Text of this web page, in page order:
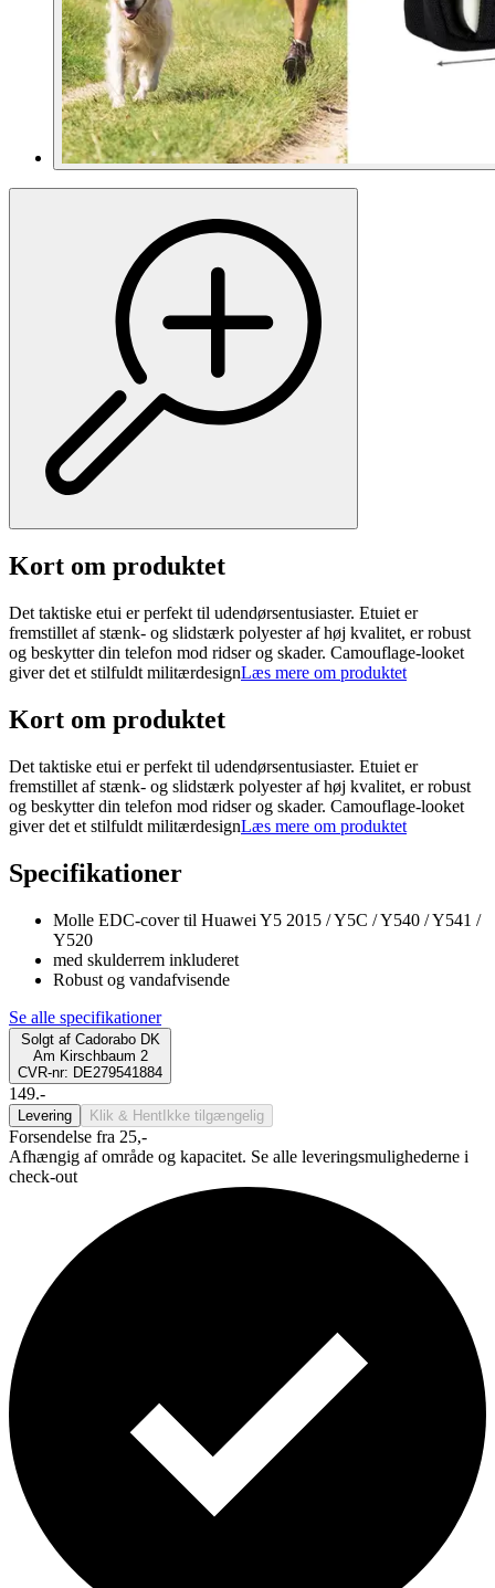
Kort om produktet
Det taktiske etui er perfekt til udendørsentusiaster. Etuiet er
fremstillet af stænk- og slidstærk polyester af høj kvalitet, er robust
og beskytter din telefon mod ridser og skader. Camouflage-looket
giver det et stilfuldt militærdesignLæs mere om produktet
Kort om produktet
Det taktiske etui er perfekt til udendørsentusiaster. Etuiet er
fremstillet af stænk- og slidstærk polyester af høj kvalitet, er robust
og beskytter din telefon mod ridser og skader. Camouflage-looket
giver det et stilfuldt militærdesignLæs mere om produktet
Specifikationer
Molle EDC-cover til Huawei Y5 2015 / Y5C / Y540 / Y541 /
Y520
med skulderrem inkluderet
Robust og vandafvisende
Se alle specifikationer
Solgt af Cadorabo DK
Am Kirschbaum 2
CVR-nr: DE279541884
149.-
Levering Klik & Hent Ikke tilgængelig
Forsendelse fra 25,-
Afhængig af område og kapacitet. Se alle leveringsmulighederne i
check-out